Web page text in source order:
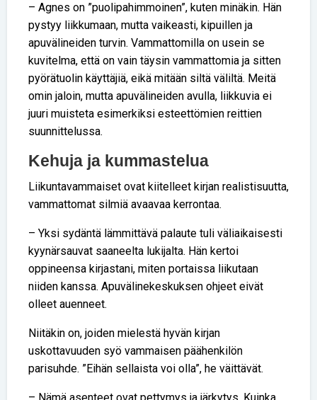
– Agnes on ”puolipahimmoinen”, kuten minäkin. Hän
pystyy liikkumaan, mutta vaikeasti, kipuillen ja
apuvälineiden turvin. Vammattomilla on usein se
kuvitelma, että on vain täysin vammattomia ja sitten
pyörätuolin käyttäjiä, eikä mitään siltä väliltä. Meitä
omin jaloin, mutta apuvälineiden avulla, liikkuvia ei
juuri muisteta esimerkiksi esteettömien reittien
suunnittelussa.
Kehuja ja kummastelua
Liikuntavammaiset ovat kiitelleet kirjan realistisuutta,
vammattomat silmiä avaavaa kerrontaa.
– Yksi sydäntä lämmittävä palaute tuli väliaikaisesti
kyynärsauvat saaneelta lukijalta. Hän kertoi
oppineensa kirjastani, miten portaissa liikutaan
niiden kanssa. Apuvälinekeskuksen ohjeet eivät
olleet auenneet.
Niitäkin on, joiden mielestä hyvän kirjan
uskottavuuden syö vammaisen päähenkilön
parisuhde. ”Eihän sellaista voi olla”, he väittävät.
– Nämä asenteet ovat pettymys ja järkytys. Kuinka